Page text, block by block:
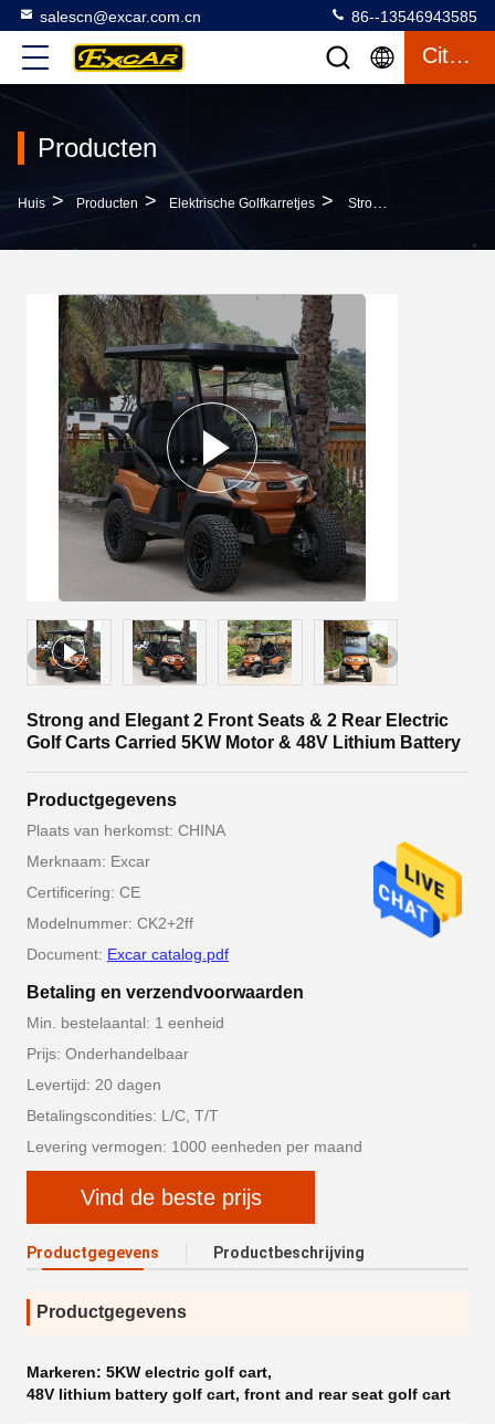
salescn@excar.com.cn 86--13546943585
Citaat
Producten
Huis > Producten > Elektrische Golfkarretjes > Strong And Elegant 2 Front Seats & 2 Rear Electric Golf Carts Carried 5KW Motor & 48V Lithium Battery
Strong and Elegant 2 Front Seats & 2 Rear Electric
Golf Carts Carried 5KW Motor & 48V Lithium Battery
Productgegevens
Plaats van herkomst: CHINA
Merknaam: Excar
Certificering: CE
Modelnummer: CK2+2ff
Document: Excar catalog.pdf
Betaling en verzendvoorwaarden
Min. bestelaantal: 1 eenheid
Prijs: Onderhandelbaar
Levertijd: 20 dagen
Betalingscondities: L/C, T/T
Levering vermogen: 1000 eenheden per maand
Vind de beste prijs
Productgegevens Productbeschrijving
Productgegevens
Markeren: 5KW electric golf cart,
48V lithium battery golf cart, front and rear seat golf cart